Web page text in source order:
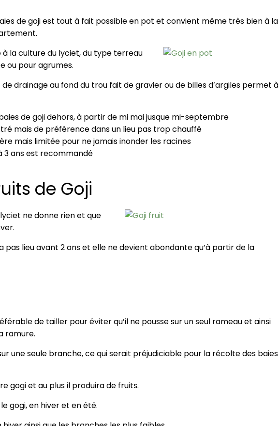
de goji est tout à fait possible en pot et convient même très bien à la
la culture du lyciet, du type terreau
ou pour agrumes.
drainage au fond du trou fait de gravier ou de billes d’argiles permet à
de goji dehors, à partir de mi mai jusque mi-septembre
mais de préférence dans un lieu pas trop chauffé
mais limitée pour ne jamais inonder les racines
3 ans est recommandé
de Goji
ne donne rien et que
pas lieu avant 2 ans et elle ne devient abondante qu’à partir de la
de tailler pour éviter qu’il ne pousse sur un seul rameau et ainsi
ramure.
une seule branche, ce qui serait préjudiciable pour la récolte des baies
gogi et au plus il produira de fruits.
gogi, en hiver et en été.